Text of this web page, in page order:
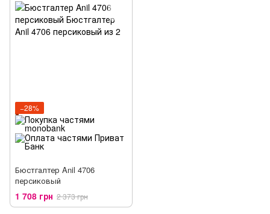
−28%
Бюстгалтер Anil 4706
персиковый
1 708 грн 2 373 грн